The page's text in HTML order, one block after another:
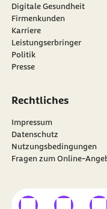
Digitale Gesundheit
Firmenkunden
Karriere
Leistungserbringer
Politik
Presse
Rechtliches
Impressum
Datenschutz
Nutzungsbedingungen
Fragen zum Online-
externer Linkexterner